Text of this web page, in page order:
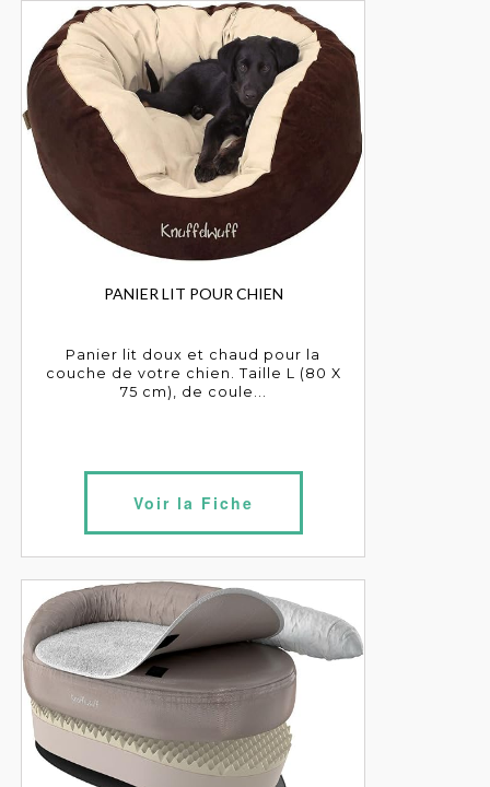
PANIER LIT POUR CHIEN
Panier lit doux et chaud pour la
couche de votre chien. Taille L (80 X
75 cm), de coule...
Voir la Fiche